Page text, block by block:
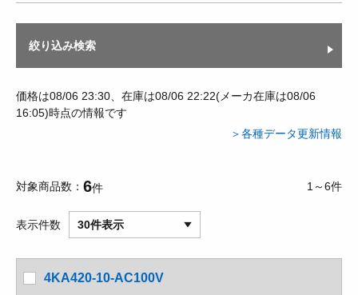
絞り込み検索
価格は08/06 23:30、在庫は08/06 22:22(メーカ在庫は08/06
16:05)時点の情報です
＞各種データ更新情報
対象商品数 6件 1～6件
表示件数 30件表示
4KA420-10-AC100V